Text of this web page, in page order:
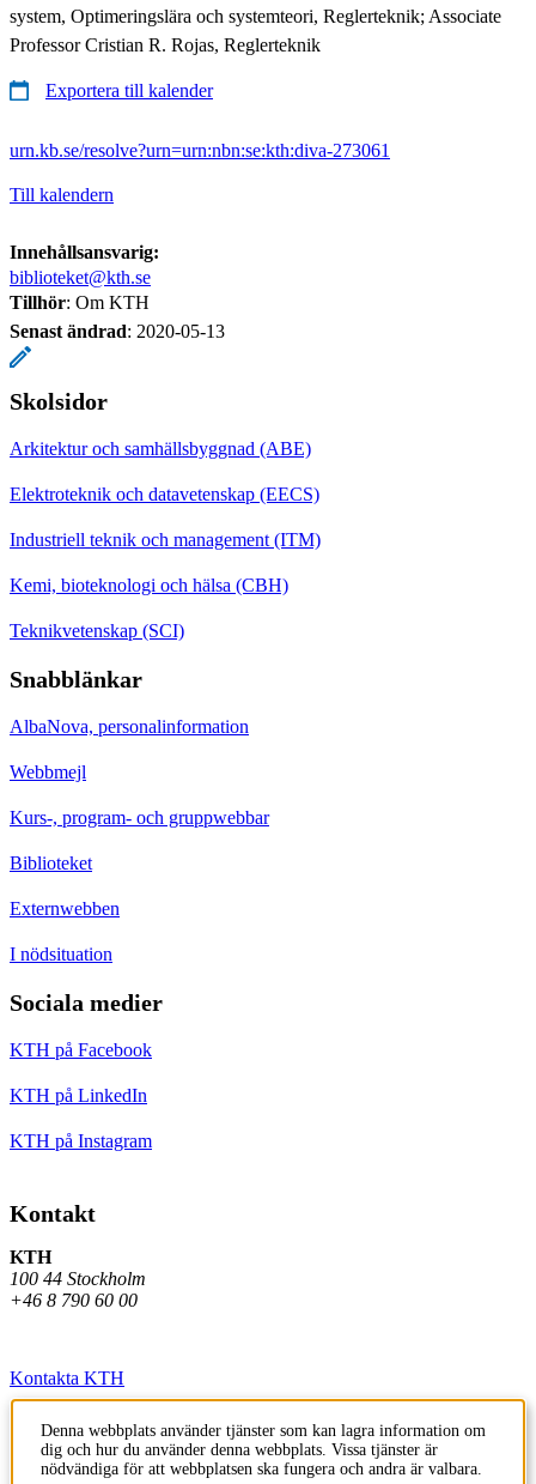
system, Optimeringslära och systemteori, Reglerteknik; Associate
Professor Cristian R. Rojas, Reglerteknik
Exportera till kalender
urn.kb.se/resolve?urn=urn:nbn:se:kth:diva-273061
Till kalendern
Innehållsansvarig:
biblioteket@kth.se
Tillhör: Om KTH
Senast ändrad: 2020-05-13
Skolsidor
Arkitektur och samhällsbyggnad (ABE)
Elektroteknik och datavetenskap (EECS)
Industriell teknik och management (ITM)
Kemi, bioteknologi och hälsa (CBH)
Teknikvetenskap (SCI)
Snabblänkar
AlbaNova, personalinformation
Webbmejl
Kurs-, program- och gruppwebbar
Biblioteket
Externwebben
I nödsituation
Sociala medier
KTH på Facebook
KTH på LinkedIn
KTH på Instagram
Kontakt
KTH
100 44 Stockholm
+46 8 790 60 00
Kontakta KTH
Jobba på KTH
Press och media
Denna webbplats använder tjänster som kan lagra information om
dig och hur du använder denna webbplats. Vissa tjänster är
nödvändiga för att webbplatsen ska fungera och andra är valbara.